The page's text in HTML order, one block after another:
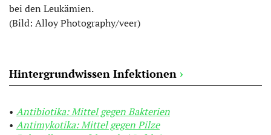
bei den Leukämien.
(Bild: Alloy Photography/veer)
Hintergrundwissen Infektionen ›
Antibiotika: Mittel gegen Bakterien
Antimykotika: Mittel gegen Pilze